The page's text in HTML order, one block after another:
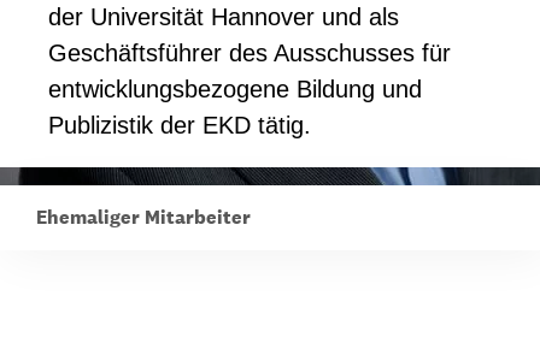
der Universität Hannover und als
Geschäftsführer des Ausschusses für
entwicklungsbezogene Bildung und
Publizistik der EKD tätig.
Ehemaliger Mitarbeiter